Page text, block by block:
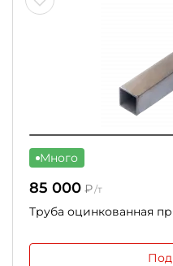
Много
85 000 ₽/т
Труба оцинкованная